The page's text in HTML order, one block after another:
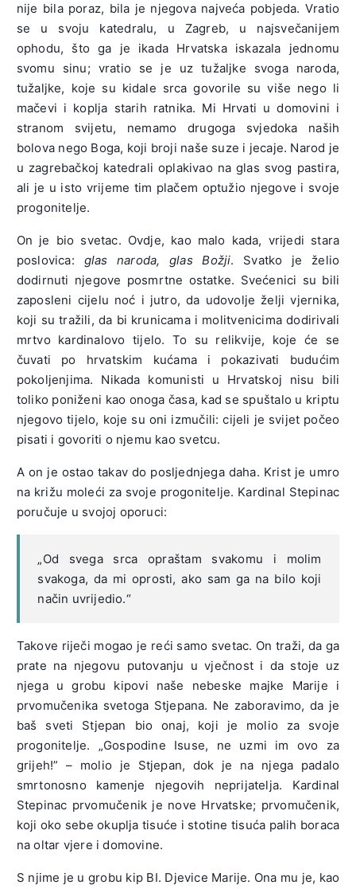
nije bila poraz, bila je njegova najveća pobjeda. Vratio
se u svoju katedralu, u Zagreb, u najsvečanijem
ophodu, što ga je ikada Hrvatska iskazala jednomu
svomu sinu; vratio se je uz tužaljke svoga naroda,
tužaljke, koje su kidale srca govorile su više nego li
mačevi i koplja starih ratnika. Mi Hrvati u domovini i
stranom svijetu, nemamo drugoga svjedoka naših
bolova nego Boga, koji broji naše suze i jecaje. Narod je
u zagrebačkoj katedrali oplakivao na glas svog pastira,
ali je u isto vrijeme tim plačem optužio njegove i svoje
progonitelje.
On je bio svetac. Ovdje, kao malo kada, vrijedi stara
poslovica: glas naroda, glas Božji. Svatko je želio
dodirnuti njegove posmrtne ostatke. Svećenici su bili
zaposleni cijelu noć i jutro, da udovolje želji vjernika,
koji su tražili, da bi krunicama i molitvenicima dodirivali
mrtvo kardinalovo tijelo. To su relikvije, koje će se
čuvati po hrvatskim kućama i pokazivati budućim
pokoljenjima. Nikada komunisti u Hrvatskoj nisu bili
toliko poniženi kao onoga časa, kad se spuštalo u kriptu
njegovo tijelo, koje su oni izmučili: cijeli je svijet počeo
pisati i govoriti o njemu kao svetcu.
A on je ostao takav do posljednjega daha. Krist je umro
na križu moleći za svoje progonitelje. Kardinal Stepinac
poručuje u svojoj oporuci:
„Od svega srca opraštam svakomu i molim
svakoga, da mi oprosti, ako sam ga na bilo koji
način uvrijedio.“
Takove riječi mogao je reći samo svetac. On traži, da ga
prate na njegovu putovanju u vječnost i da stoje uz
njega u grobu kipovi naše nebeske majke Marije i
prvomučenika svetoga Stjepana. Ne zaboravimo, da je
baš sveti Stjepan bio onaj, koji je molio za svoje
progonitelje. „Gospodine Isuse, ne uzmi im ovo za
grijeh!” – molio je Stjepan, dok je na njega padalo
smrtonosno kamenje njegovih neprijatelja. Kardinal
Stepinac prvomučenik je nove Hrvatske; prvomučenik,
koji oko sebe okuplja tisuće i stotine tisuća palih boraca
na oltar vjere i domovine.
S njime je u grobu kip BI. Djevice Marije. Ona mu je, kao